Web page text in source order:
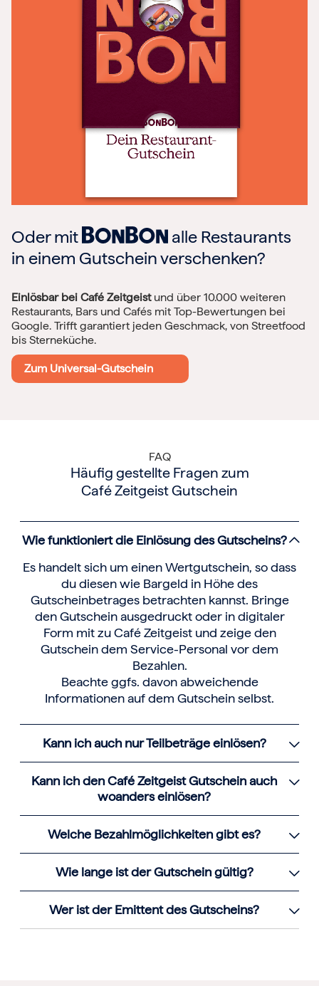
Oder mit
alle Restaurants
in einem Gutschein verschenken?
Einlösbar bei Café Zeitgeistund über 10.000 weiteren
Restaurants, Bars und Cafés mit Top-Bewertungen bei
Google. Trifft garantiert jeden Geschmack, von Streetfood
bis Sterneküche.
Zum Universal-Gutschein
FAQ
Häufig gestellte Fragen zum
Café Zeitgeist Gutschein
Wie funktioniert die Einlösung des Gutscheins?
Es handelt sich um einen Wertgutschein, so dass
du diesen wie Bargeld in Höhe des
Gutscheinbetrages betrachten kannst. Bringe
den Gutschein ausgedruckt oder in digitaler
Form mit zu Café Zeitgeist und zeige den
Gutschein dem Service-Personal vor dem
Bezahlen.
Beachte ggfs. davon abweichende
Informationen auf dem Gutschein selbst.
Kann ich auch nur Teilbeträge einlösen?
Kann ich den Café Zeitgeist Gutschein auch
woanders einlösen?
Welche Bezahlmöglichkeiten gibt es?
Wie lange ist der Gutschein gültig?
Wer ist der Emittent des Gutscheins?